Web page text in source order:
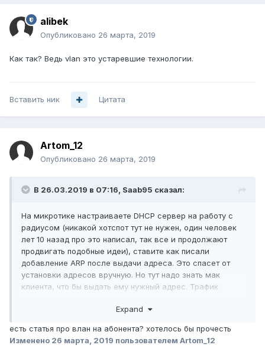
alibek
Опубликовано 26 марта, 2019
Как так? Ведь vlan это устаревшие технологии.
Вставить ник Цитата
Artom_12
Опубликовано 26 марта, 2019
В 26.03.2019 в 07:16, Saab95 сказал:
На микротике настраиваете DHCP сервер на работу с
радиусом (никакой хотспот тут не нужен, один человек
лет 10 назад про это написал, так все и продолжают
продвигать подобные идеи), ставите как писали
добавление ARP после выдачи адреса. Это спасет от
установки адресов вручную. Но тут надо знать мак
клиента, что бы выдать ему нужный адрес. Трафик
сделать схему вланна пользователя и забыть о каких-то
проблемах. На микротикеэто простосделать.
Expand
есть статья про влан на абонента? хотелось бы прочесть
Изменено 26 марта, 2019 пользователем Artom_12